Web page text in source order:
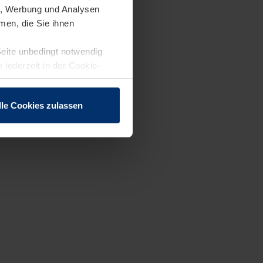
und Analysen
die Sie ihnen
unbedingt notwendig
in der Cookie-
Cookies zulassen